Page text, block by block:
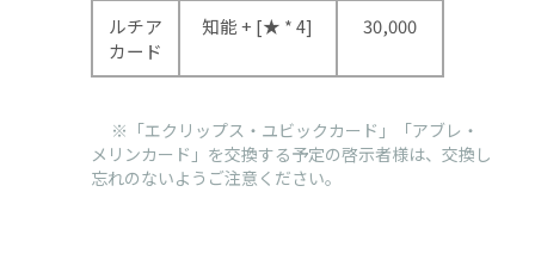
ルチア
カード
知能 + [★ * 4] 30,000
※「エクリップス・ユビックカード」「アブレ・
メリンカード」を交換する予定の啓示者様は、交換し
忘れのないようご注意ください。